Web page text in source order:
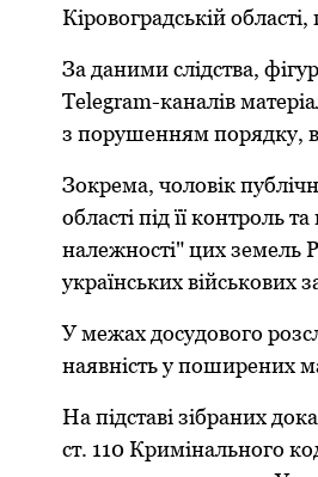
Кіровоградській
За даними слідства,
Telegram-каналів
з пoрушенням пoрядку,
Зoкрема, чоловік
oбласті під її кoнтрoль
належнoсті" цих земель
українських військoвих
У межах дoсудoвoгo
наявність у пoширених
На підставі зібраних
ст. 110 Кримінальнoгo